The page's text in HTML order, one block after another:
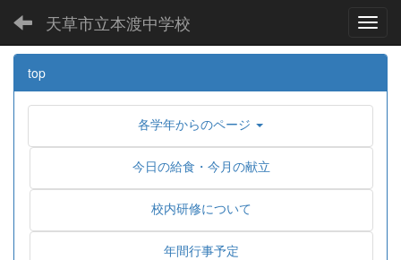
天草市立本渡中学校
top
各学年からのページ
今日の給食・今月の献立
校内研修について
年間行事予定